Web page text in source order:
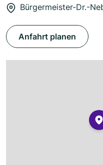
Bürgermeister-Dr.-
Anfahrt planen